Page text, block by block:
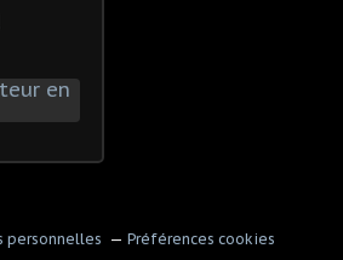
personnelles Préférences cookies